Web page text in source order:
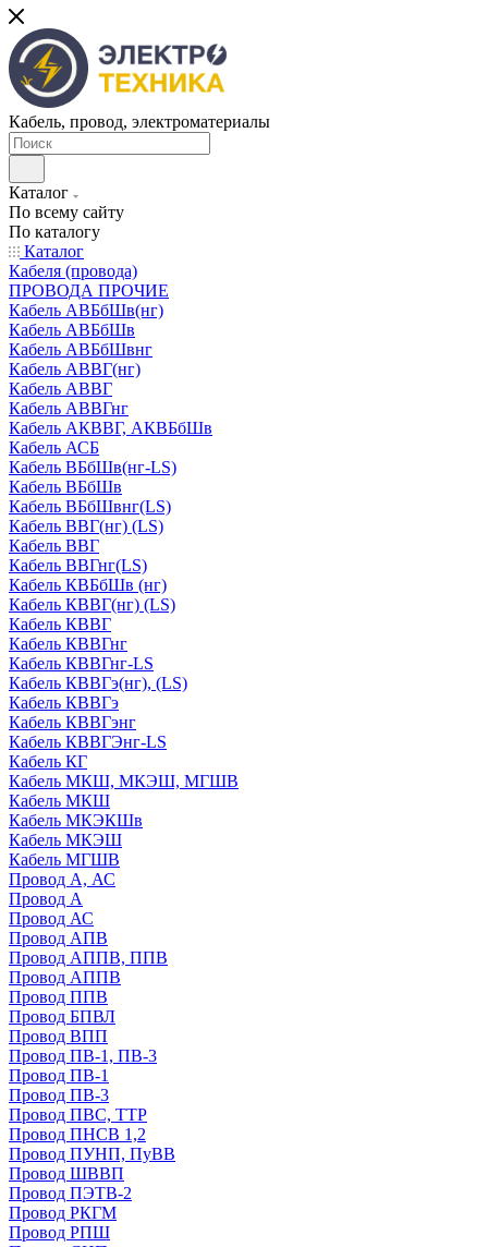
Кабель, провод, электроматериалы
Каталог
По всему сайту
По каталогу
Каталог
Кабеля (провода)
ПРОВОДА ПРОЧИЕ
Кабель АВБбШв(нг)
Кабель АВБбШв
Кабель АВБбШвнг
Кабель АВВГ(нг)
Кабель АВВГ
Кабель АВВГнг
Кабель АКВВГ, АКВБбШв
Кабель АСБ
Кабель ВБбШв(нг-LS)
Кабель ВБбШв
Кабель ВБбШвнг(LS)
Кабель ВВГ(нг) (LS)
Кабель ВВГ
Кабель ВВГнг(LS)
Кабель КВБбШв (нг)
Кабель КВВГ(нг) (LS)
Кабель КВВГ
Кабель КВВГнг
Кабель КВВГнг-LS
Кабель КВВГэ(нг), (LS)
Кабель КВВГэ
Кабель КВВГэнг
Кабель КВВГЭнг-LS
Кабель КГ
Кабель МКШ, МКЭШ, МГШВ
Кабель МКШ
Кабель МКЭКШв
Кабель МКЭШ
Кабель МГШВ
Провод А, АС
Провод А
Провод АС
Провод АПВ
Провод АППВ, ППВ
Провод АППВ
Провод ППВ
Провод БПВЛ
Провод ВПП
Провод ПВ-1, ПВ-3
Провод ПВ-1
Провод ПВ-3
Провод ПВС, ТТР
Провод ПНСВ 1,2
Провод ПУНП, ПуВВ
Провод ШВВП
Провод ПЭТВ-2
Провод РКГМ
Провод РПШ